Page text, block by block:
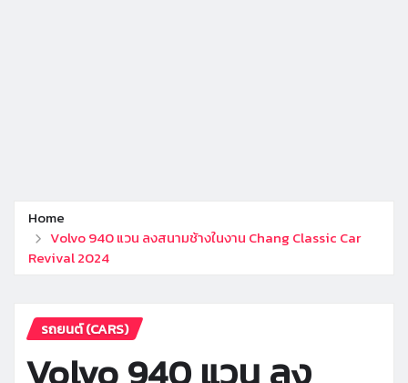
Home
Volvo 940 แวน ลงสนามช้างในงาน Chang Classic Car
Revival 2024
รถยนต์ (CARS)